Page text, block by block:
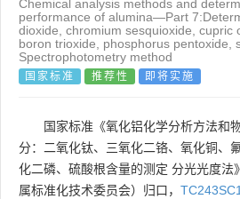
国外标准 技术委员会
Chemical analysis methods and
performance of alumina—Part
dioxide, chromium sesquioxide, cupric
boron trioxide, phosphorus
Spectrophotometry method
国家标准 推荐性 即将实施
国家标准《氧化铝化学分析方法和
分：二氧化钛、三氧化二铬、氧化铜、
化二磷、硫酸根含量的测定 分光光度法
属标准化技术委员会）归口， TC243SC1